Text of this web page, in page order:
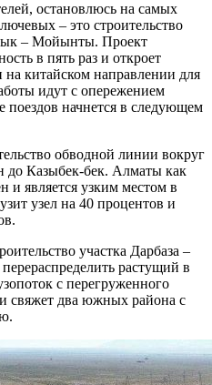
остановлюсь на самых
– это строительство
– Мойынты. Проект
в пять раз и откроет
китайском направлении для
идут с опережением
поездов начнется в следующем
обводной линии вокруг
Казыбек-бек. Алматы как
и является узким местом в
узел на 40 процентов и
участка Дарбаза –
растущий в
с перегруженного
свяжет два южных района с